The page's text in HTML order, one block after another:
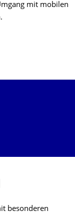
mit mobilen
besonderen